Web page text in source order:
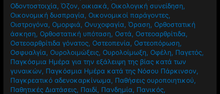
Οδοντοστοιχία,Όζον,οικιακά, Οικολογική συνείδηση,
Οικονομική δυσπραγία, Οικονομικοί παράγοντες,
Οιστρογόνα, Ομορφιά, Ονυχοφαγία,Όραση, Ορθοστατική
άσκηση, Ορθοστατική υπόταση, Οστά, Οστεοαρθρίτιδα,
Οστεοαρθρίτιδα γόνατος, Οστεοπενία, Οστεοπόρωση,
Οσφυαλγία, Ουρολοιμώξεις, Ουρολοίμωξη, Οφέλη, Παγετός,
Παγκόσμια Ημέρα για την εξάλειψη της βίας κατά των
γυναικών, Παγκόσμια Ημέρα κατά της Νόσου Πάρκινσον,
Παγκρεατικό αδενοκαρκίνωμα, Παθήσεις ουροποιητικού,
Παθητικές Διατάσεις, Παιδί, Πανδημία, Πανικός,